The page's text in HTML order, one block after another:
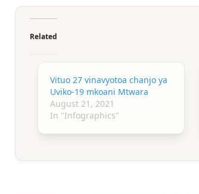
Related
Vituo 27 vinavyotoa chanjo ya
Uviko-19 mkoani Mtwara
August 21, 2021
In "Infographics"